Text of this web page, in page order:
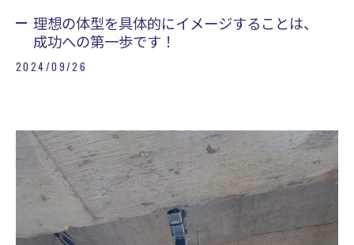
理想の体型を具体的にイメージすることは、
成功への第一歩です！
2024/09/26